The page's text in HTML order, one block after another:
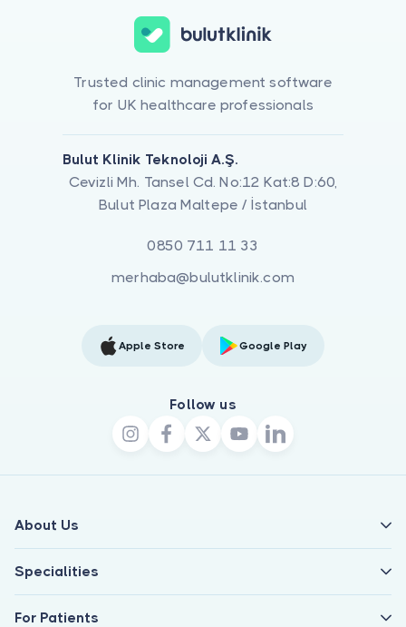
Trusted clinic management software
for UK healthcare professionals
Bulut Klinik Teknoloji A.Ş.
Cevizli Mh. Tansel Cd. No:12 Kat:8 D:60,
Bulut Plaza Maltepe / İstanbul
0850 711 11 33
merhaba@bulutklinik.com
Apple Store Google Play
Follow us
About Us
Specialities
For Patients